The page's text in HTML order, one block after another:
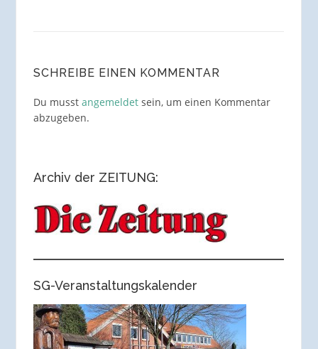
SCHREIBE EINEN KOMMENTAR
Du musst angemeldetsein, um einen Kommentar
abzugeben.
Archiv der ZEITUNG:
SG-Veranstaltungskalender